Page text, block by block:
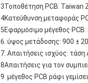
3Τοποθέτηση PCB: Taiwan
4Κατεύθυνση μεταφοράς
5Εφαρμόσιμο μέγεθος
6. ύψος μετάδοσης: 900 ±
7. Απαιτήσεις ισχύος:
8Απαιτήσεις για τον
9. μέγεθος PCB ράφι